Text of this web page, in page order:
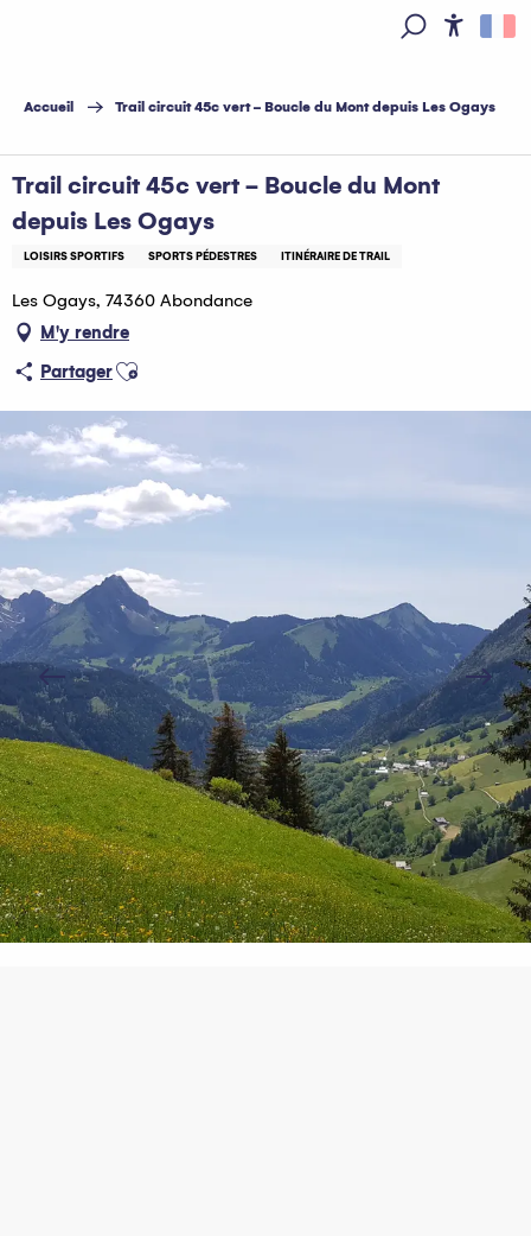
principal
Accueil Trail circuit 45c vert - Boucle du Mont depuis Les Ogays
Trail circuit 45c vert - Boucle du Mont
depuis Les Ogays
LOISIRS SPORTIFS SPORTS PÉDESTRES ITINÉRAIRE DE TRAIL
Les Ogays, 74360 Abondance
M'y rendre
PartagerAjouter aux favoris